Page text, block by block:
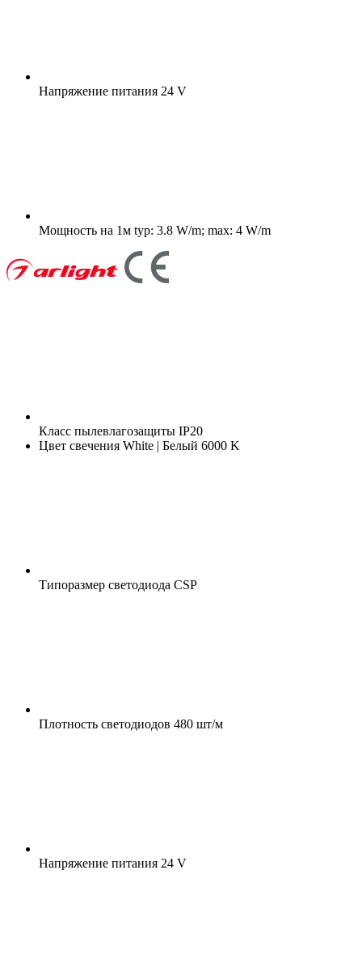
Напряжение питания 24 V
Мощность на 1м typ: 3.8 W/m; max: 4 W/m
Класс пылевлагозащиты IP20
Цвет свечения White | Белый 6000 K
Типоразмер светодиода CSP
Плотность светодиодов 480 шт/м
Напряжение питания 24 V